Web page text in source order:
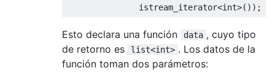
               istream_iterator
<int>());
Esto declara una función data , cuyo tipo
de retorno es
list<int> . Los datos de la
función toman dos parámetros: